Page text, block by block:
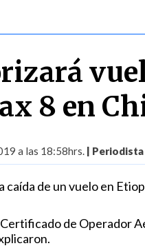
8 en
a las 18:58hrs. |
caída de un vuelo en
de Operador